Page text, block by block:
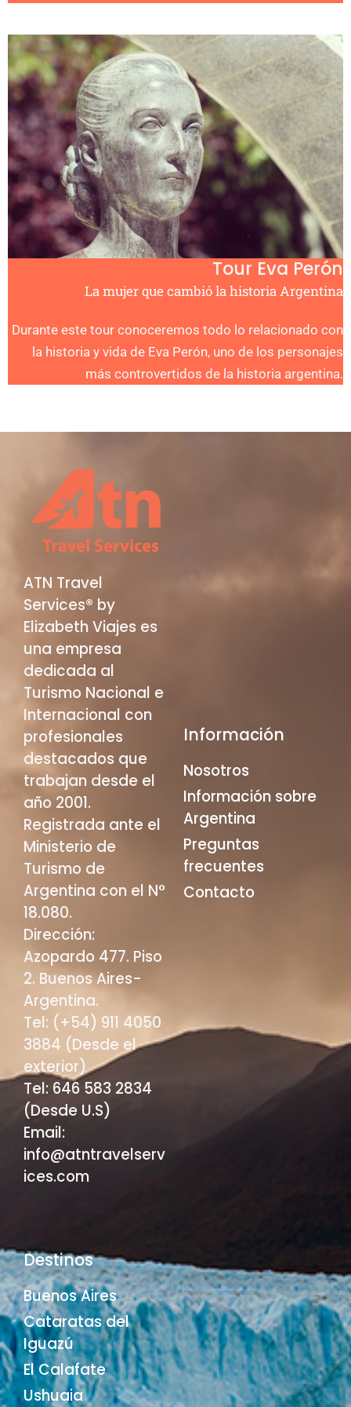
Tour Eva Perón
La mujer que cambió la historia Argentina
Durante este tour conoceremos todo lo relacionado con
la historia y vida de Eva Perón, uno de los personajes
más controvertidos de la historia argentina.
ATN Travel
Services® by
Elizabeth Viajes es
una empresa
dedicada al
Turismo Nacional e
Internacional con
profesionales
destacados que
trabajan desde el
año 2001.
Registrada ante el
Ministerio de
Turismo de
Argentina con el N°
18.080.
Dirección:
Azopardo 477. Piso
2. Buenos Aires-
Argentina.
Tel: (+54) 911 4050
3884 (Desde el
exterior)
Tel: 646 583 2834
(Desde U.S)
Email:
info@atntravelserv
ices.com
Información
Nosotros
Información sobre
Argentina
Preguntas
frecuentes
Contacto
Destinos
Buenos Aires
Cataratas del
Iguazú
El Calafate
Ushuaia